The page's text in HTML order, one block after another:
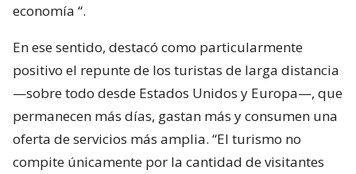
economía “.
En ese sentido, destacó como particularmente
positivo el repunte de los turistas de larga distancia
—sobre todo desde Estados Unidos y Europa—, que
permanecen más días, gastan más y consumen una
oferta de servicios más amplia. “El turismo no
compite únicamente por la cantidad de visitantes